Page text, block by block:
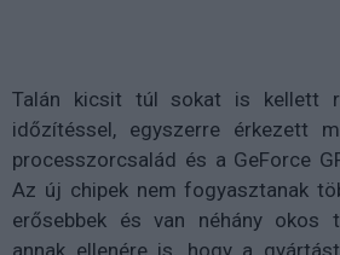
Talán kicsit túl sokat is kellett
időzítéssel, egyszerre érkezett
processzorcsalád és a GeForce
Az új chipek nem fogyasztanak
erősebbek és van néhány okos